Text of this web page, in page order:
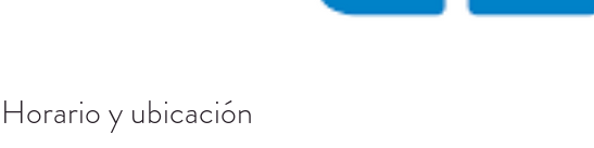
Horario y ubicación